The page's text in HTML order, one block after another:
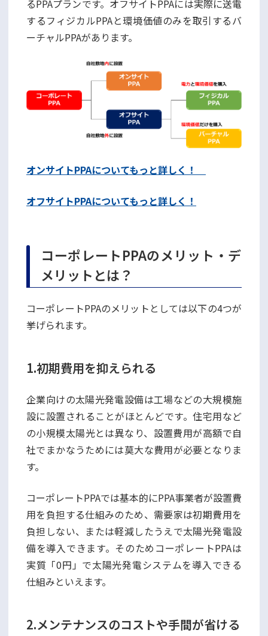
るPPAプランです。オフサイトPPAには実際に送電
するフィジカルPPAと環境価値のみを取引するバ
ーチャルPPAがあります。
オンサイトPPAについてもっと詳しく！
オフサイトPPAについてもっと詳しく！
コーポレートPPAのメリット・デ
メリットとは？
コーポレートPPAのメリットとしては以下の4つが
挙げられます。
1.初期費用を抑えられる
企業向けの太陽光発電設備は工場などの大規模施
設に設置されることがほとんどです。住宅用など
の小規模太陽光とは異なり、設置費用が高額で自
社でまかなうためには莫大な費用が必要となりま
す。
コーポレートPPAでは基本的にPPA事業者が設置費
用を負担する仕組みのため、需要家は初期費用を
負担しない、または軽減したうえで太陽光発電設
備を導入できます。そのためコーポレートPPAは
実質「0円」で太陽光発電システムを導入できる
仕組みといえます。
2.メンテナンスのコストや手間が省ける